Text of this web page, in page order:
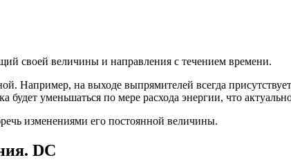
своей величины и направления с течением времени.
Например, на выходе выпрямителей всегда
будет уменьшаться по мере расхода энергии, что
изменениями его постоянной величины.
DC